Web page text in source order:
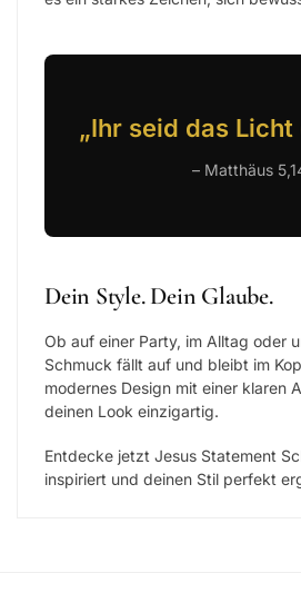
„Ihr seid das Licht
– Matthäus
Dein Style. Dein Glaube.
Ob auf einer Party, im Alltag oder
Schmuck fällt auf und bleibt im
modernes Design mit einer klaren
deinen Look einzigartig.
Entdecke jetzt Jesus Statement
inspiriert und deinen Stil perfekt